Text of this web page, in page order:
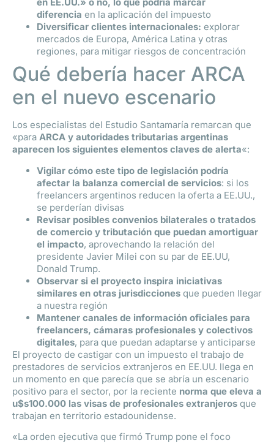
en EE.UU.» o no, lo que podría marcar
diferencia en la aplicación del impuesto
Diversificar clientes internacionales: explorar
mercados de Europa, América Latina y otras
regiones, para mitigar riesgos de concentración
Qué debería hacer ARCA
en el nuevo escenario
Los especialistas del Estudio Santamaría remarcan que
«para ARCA y autoridades tributarias argentinas
aparecen los siguientes elementos claves de alerta«:
Vigilar cómo este tipo de legislación podría
afectar la balanza comercial de servicios: si los
freelancers argentinos reducen la oferta a EE.UU.,
se perderían divisas
Revisar posibles convenios bilaterales o tratados
de comercio y tributación que puedan amortiguar
el impacto, aprovechando la relación del
presidente Javier Milei con su par de EE.UU,
Donald Trump.
Observar si el proyecto inspira iniciativas
similares en otras jurisdicciones que pueden llegar
a nuestra región
Mantener canales de información oficiales para
freelancers, cámaras profesionales y colectivos
digitales, para que puedan adaptarse y anticiparse
El proyecto de castigar con un impuesto el trabajo de
prestadores de servicios extranjeros en EE.UU. llega en
un momento en que parecía que se abría un escenario
positivo para el sector, por la reciente norma que eleva a
u$s100.000 las visas de profesionales extranjeros que
trabajan en territorio estadounidense.
«La orden ejecutiva que firmó Trump pone el foco